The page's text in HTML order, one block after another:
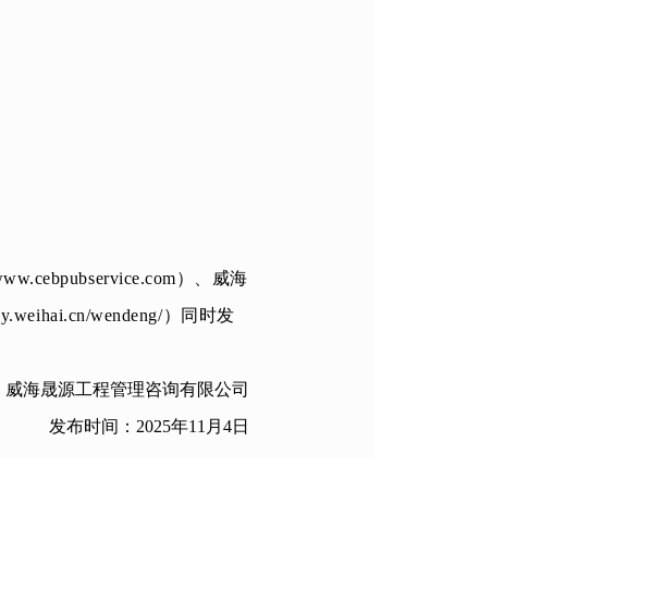
）、
威海
wendeng/）
同时发
威海晟源工程管理咨询有限公司
发布时间： 2025年11 月 4日